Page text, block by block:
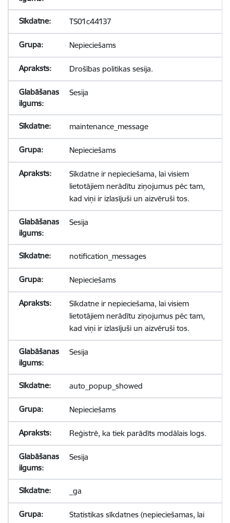
TS01c44137
Nepieciešams
Drošības politikas sesija.
Sesija
maintenance_message
Nepieciešams
Sīkdatne ir nepieciešama, lai visiem
lietotājiem nerādītu ziņojumus pēc tam,
kad viņi ir izlasījuši un aizvēruši tos.
Sesija
notification_messages
Nepieciešams
Sīkdatne ir nepieciešama, lai visiem
lietotājiem nerādītu ziņojumus pēc tam,
kad viņi ir izlasījuši un aizvēruši tos.
Sesija
auto_popup_showed
Nepieciešams
Reģistrē, ka tiek parādīts modālais logs.
Sesija
_ga
Statistikas sīkdatnes (nepieciešamas, lai